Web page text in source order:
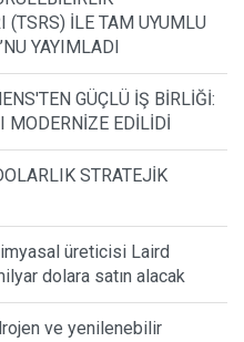
(TSRS) İLE TAM UYUMLU
YAYIMLADI
GÜÇLÜ İŞ BİRLİĞİ:
MODERNİZE EDİLİDİ
STRATEJİK
üreticisi Laird
dolara satın alacak
ve yenilenebilir